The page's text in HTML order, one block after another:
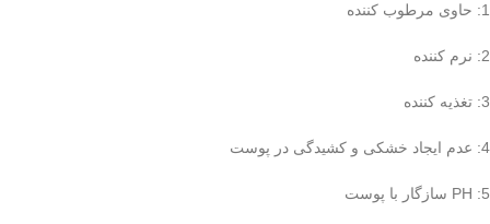
1: حاوی مرطوب کننده
2: نرم کننده
3: تغذیه کننده
4: عدم ایجاد خشکی و کشیدگی در پوست
5: PH سازگار با پوست